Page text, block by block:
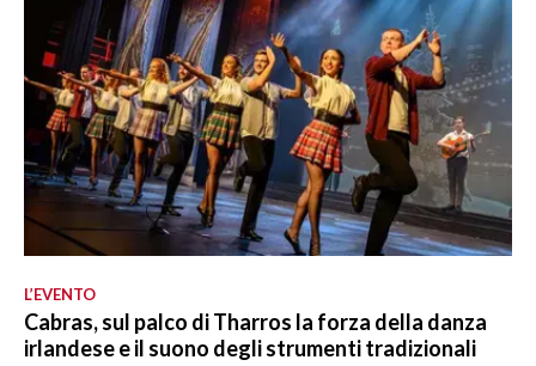
L’EVENTO
Cabras, sul palco di Tharros la forza della danza
irlandese e il suono degli strumenti tradizionali